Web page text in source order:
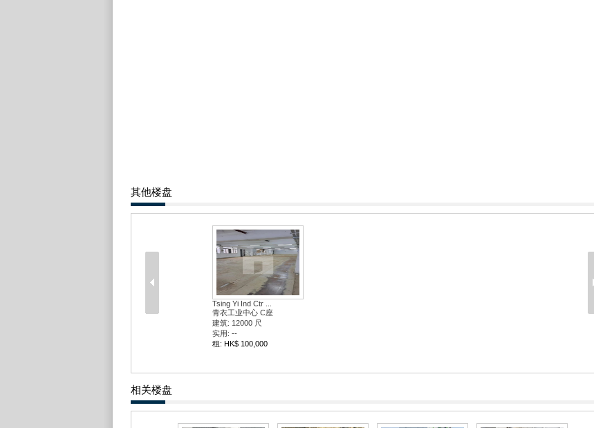
其他楼盘
Tsing Yi Ind Ctr ...
青衣工业中心 C座
建筑: 12000 尺
实用: --
租: HK$ 100,000
相关楼盘